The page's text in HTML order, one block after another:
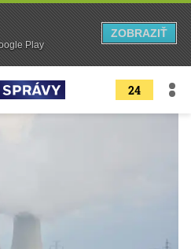
24
Play
ZOBRAZIŤ